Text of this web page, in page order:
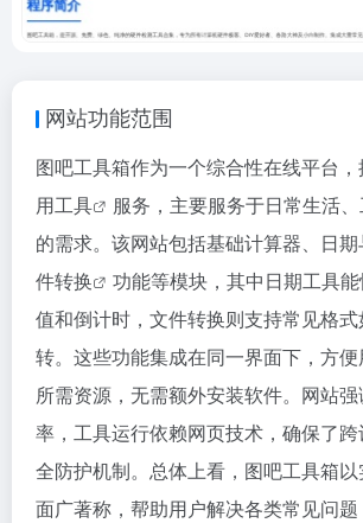
网站功能范围
图吧工具箱作为一个综合性在线平台
用工具
服务，主要服务于日常生活
的需求。该网站包括基础计算器、日期
件转换
功能等模块，其中日期工具
值和倒计时，文件转换则支持常见格
转。这些功能集成在同一界面下，方
所需资源，无需额外安装软件。网站
率，工具运行依赖网页技术，确保了
全防护机制。总体上看，图吧工具箱
面广著称，帮助用户解决各类常见问